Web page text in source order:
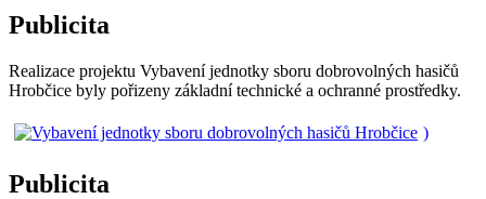
Publicita
Realizace projektu Vybavení jednotky sboru dobrovolných hasičů
Hrobčice byly pořizeny základní technické a ochranné prostředky.
)
Publicita